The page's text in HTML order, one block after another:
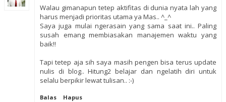
Walau gimanapun tetep aktifitas di dunia nyata lah yang
harus menjadi prioritas utama ya Mas.. ^_^
Saya juga mulai ngerasain yang sama saat ini.. Paling
susah emang membiasakan manajemen waktu yang
baik!!
Tapi tetep aja sih saya masih pengen bisa terus update
nulis di blog.. Hitung2 belajar dan ngelatih diri untuk
selalu berpikir lewat tulisan.. :-)
Balas Hapus